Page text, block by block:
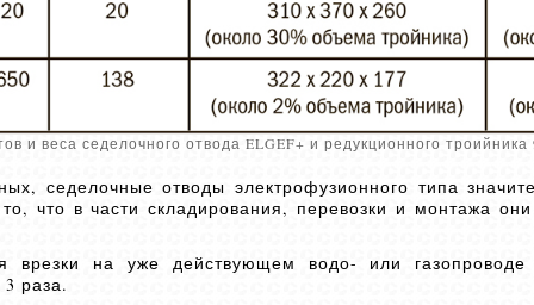
и веса седелочного отвода ELGEF+ и редукционного троийника
седелочные отводы электрофузионного типа
что в части складирования, перевозки и монтажа они
врезки на уже действующем водо- или газопроводе
раза.